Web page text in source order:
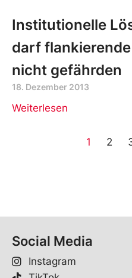
Institutionelle
darf
nicht gefährden
18. Dezember 2013
Weiterlesen
1 2
Social Media
Instagram